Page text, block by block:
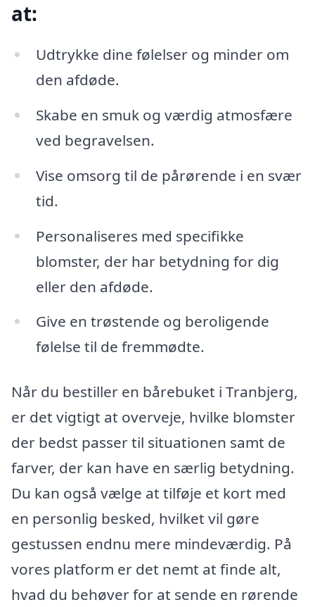
at:
Udtrykke dine følelser og minder om
den afdøde.
Skabe en smuk og værdig atmosfære
ved begravelsen.
Vise omsorg til de pårørende i en svær
tid.
Personaliseres med specifikke
blomster, der har betydning for dig
eller den afdøde.
Give en trøstende og beroligende
følelse til de fremmødte.
Når du bestiller en bårebuket i Tranbjerg,
er det vigtigt at overveje, hvilke blomster
der bedst passer til situationen samt de
farver, der kan have en særlig betydning.
Du kan også vælge at tilføje et kort med
en personlig besked, hvilket vil gøre
gestussen endnu mere mindeværdig. På
vores platform er det nemt at finde alt,
hvad du behøver for at sende en rørende